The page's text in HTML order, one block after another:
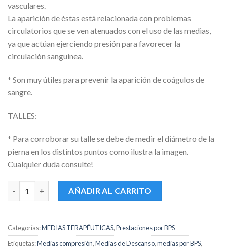
vasculares.
La aparición de éstas está relacionada con problemas
circulatorios que se ven atenuados con el uso de las medias,
ya que actúan ejerciendo presión para favorecer la
circulación sanguínea.
* Son muy útiles para prevenir la aparición de coágulos de
sangre.
TALLES:
* Para corroborar su talle se debe de medir el diámetro de la
pierna en los distintos puntos como ilustra la imagen.
Cualquier duda consulte!
Medias Elásticas Bajo Rodilla Con Puntera Compresión Media
AÑADIR AL CARRITO
Categorías:MEDIAS TERAPÉUTICAS,Prestaciones por BPS
Etiquetas:Medias compresión,Medias de Descanso,medias por BPS,